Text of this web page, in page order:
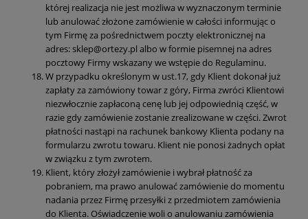
której realizacja nie jest możliwa w wyznaczonym terminie
lub anulować złożone zamówienie w całości informując o
tym Firmę za pośrednictwem poczty elektronicznej na
adres: sklep@ortezy.pl albo w formie pisemnej na adres
pocztowy Firmy wskazany we wstępie do Regulaminu.
W przypadku określonym w ust.17, gdy Klient dokonał już
zapłaty za zamówiony towar z góry, Firma zwróci Klientowi
niezwłocznie zapłaconą cenę lub jej odpowiednią część, w
razie gdy zamówienie zostanie zrealizowane w części. Zwrot
płatności nastąpi na rachunek bankowy Klienta podany na
formularzu zwrotu towaru. Klient nie ponosi żadnych opłat
w związku z tym zwrotem.
Klient, który złożył zamówienie i wybrał płatność za
pobraniem, ma prawo anulować zamówienie do momentu
nadania przez Firmę przesyłki z przedmiotem zamówienia
do Klienta. Oświadczenie woli o anulowaniu zamówienia